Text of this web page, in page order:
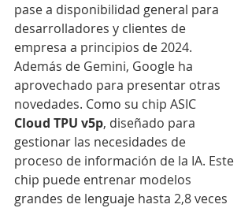
pase a disponibilidad general para
desarrolladores y clientes de
empresa a principios de 2024.
Además de Gemini, Google ha
aprovechado para presentar otras
novedades. Como su chip ASIC
Cloud TPU v5p, diseñado para
gestionar las necesidades de
proceso de información de la IA. Este
chip puede entrenar modelos
grandes de lenguaje hasta 2,8 veces